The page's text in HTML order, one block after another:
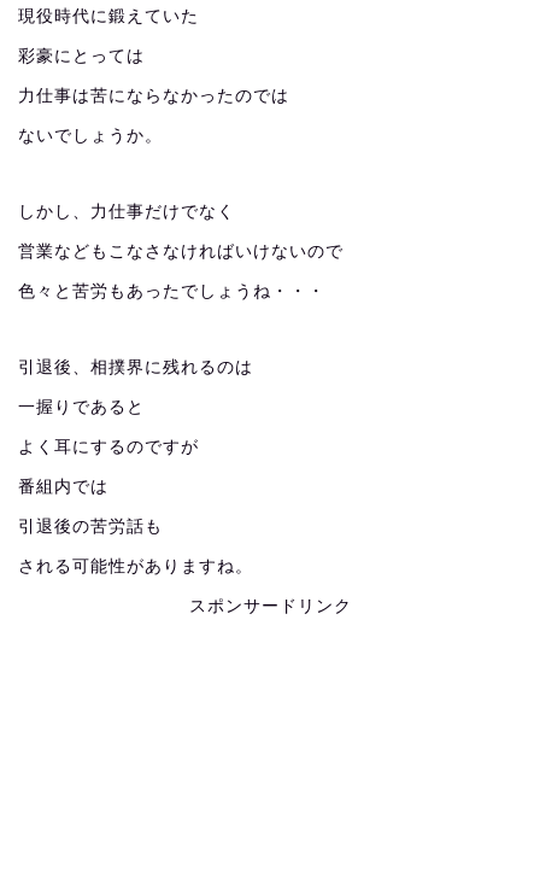
現役時代に鍛えていた
彩豪にとっては
力仕事は苦にならなかったのでは
ないでしょうか。
しかし、力仕事だけでなく
営業などもこなさなければいけないので
色々と苦労もあったでしょうね・・・
引退後、相撲界に残れるのは
一握りであると
よく耳にするのですが
番組内では
引退後の苦労話も
される可能性がありますね。
スポンサードリンク